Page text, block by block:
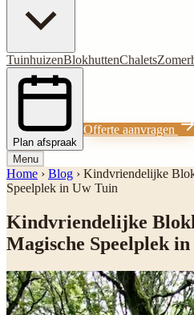
TuinhuizenBlokhuttenChalets
Plan afspraak
Offerte aanvragen
Menu
Home › Blog › Kindvriendelijke
Speelplek in Uw Tuin
Kindvriendelijke
Magische Speelplek